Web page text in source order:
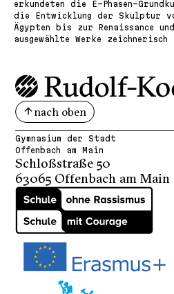
26. November 2026
19:00 Uhr –
beirat (SEB)
ferenz
15. Dezember 2026
18:00 Uhr –
konzert
21. Dezember 2026
18:00 Uhr –
ferenz
22. Dezember 2026
Beginn der
ferien –
nach der 3. Stunde
23. Dezember 2026 – 12. Januar
Weihnachstferien
erkundeten die E-Phasen-
die Entwicklung der Skulptur
Ägypten bis zur Renaissance
ausgewählte Werke
nach oben
Gymnasium der Stadt
Offenbach am Main
Schloßstraße 50
63065 Offenbach am Main